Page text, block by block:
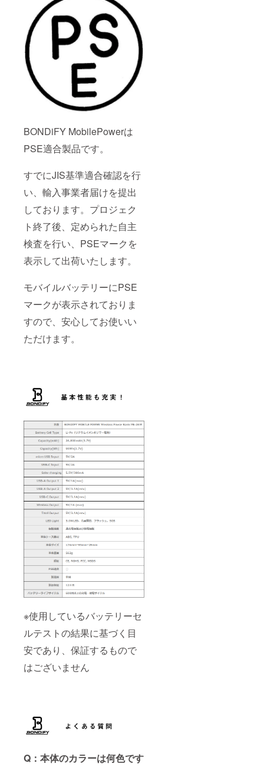
BONDiFY MobilePowerは
PSE適合製品です。
すでにJIS基準適合確認を行
い、輸入事業者届けを提出
しております。プロジェク
ト終了後、定められた自主
検査を行い、PSEマークを
表示して出荷いたします。
モバイルバッテリーにPSE
マークが表示されておりま
すので、安心してお使いい
ただけます。
※使用しているバッテリーセ
ルテストの結果に基づく目
安であり、保証するもので
はございません
Q：本体のカラーは何色です